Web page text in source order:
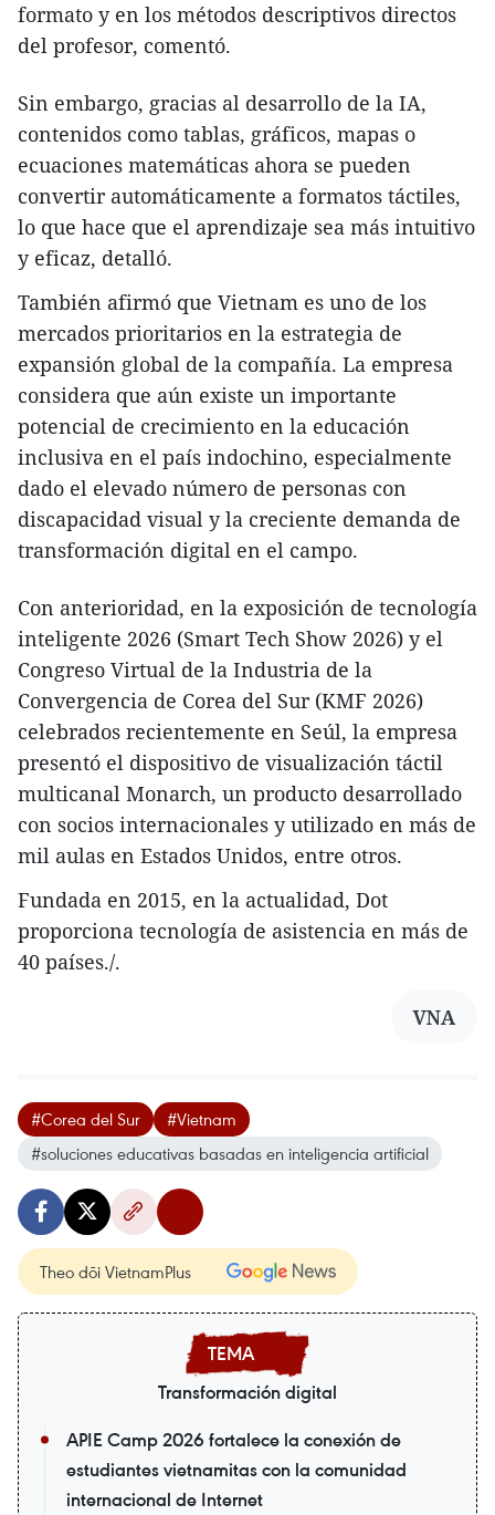
formato y en los métodos descriptivos directos
del profesor, comentó.
Sin embargo, gracias al desarrollo de la IA,
contenidos como tablas, gráficos, mapas o
ecuaciones matemáticas ahora se pueden
convertir automáticamente a formatos táctiles,
lo que hace que el aprendizaje sea más intuitivo
y eficaz, detalló.
También afirmó que Vietnam es uno de los
mercados prioritarios en la estrategia de
expansión global de la compañía. La empresa
considera que aún existe un importante
potencial de crecimiento en la educación
inclusiva en el país indochino, especialmente
dado el elevado número de personas con
discapacidad visual y la creciente demanda de
transformación digital en el campo.
Con anterioridad, en la exposición de tecnología
inteligente 2026 (Smart Tech Show 2026) y el
Congreso Virtual de la Industria de la
Convergencia de Corea del Sur (KMF 2026)
celebrados recientemente en Seúl, la empresa
presentó el dispositivo de visualización táctil
multicanal Monarch, un producto desarrollado
con socios internacionales y utilizado en más de
mil aulas en Estados Unidos, entre otros.
​Fundada en 2015, en la actualidad, Dot
proporciona tecnología de asistencia en más de
40 países./.​
VNA
#Corea del Sur
#Vietnam
#soluciones educativas basadas en inteligencia artificial
Theo dõi VietnamPlus
Transformación digital
APIE Camp 2026 fortalece la conexión de
estudiantes vietnamitas con la comunidad
internacional de Internet